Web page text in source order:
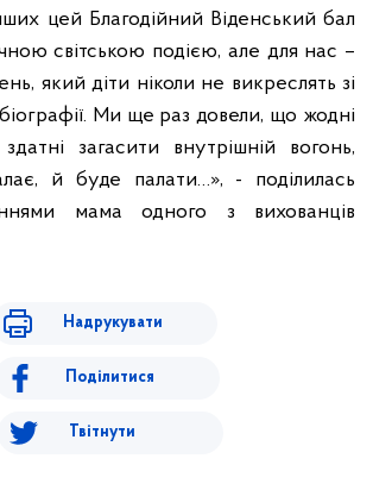
цей Благодійний Віденський бал
світською подією, але для нас –
який діти ніколи не викреслять зі
Ми ще раз довели, що жодні
загасити внутрішній вогонь,
й буде палати…», - поділилась
мама одного з вихованців
Надрукувати
Поділитися
Твітнути